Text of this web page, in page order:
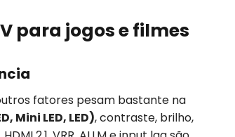
para jogos e filmes
fatores pesam bastante na
Mini LED, LED), contraste, brilho,